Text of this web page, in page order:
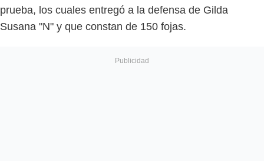
prueba, los cuales entregó a la defensa de Gilda
Susana "N" y que constan de 150 fojas.